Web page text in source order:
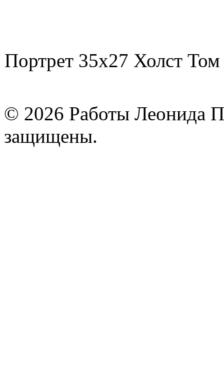
Портрет 35х27 Холст
© 2026 Работы Леонида
защищены.